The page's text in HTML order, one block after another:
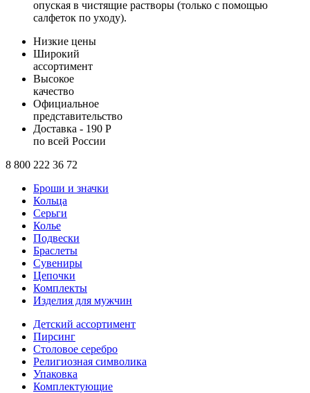
опуская в чистящие растворы (только с помощью
салфеток по уходу).
Низкие цены
Широкий
ассортимент
Высокое
качество
Официальное
представительство
Доставка - 190 Р
по всей России
8 800 222 36 72
Броши и значки
Кольца
Серьги
Колье
Подвески
Браслеты
Сувениры
Цепочки
Комплекты
Изделия для мужчин
Детский ассортимент
Пирсинг
Столовое серебро
Религиозная символика
Упаковка
Комплектующие